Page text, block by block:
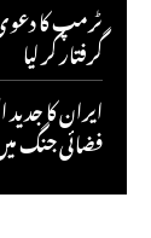
ٹرمپ کا
گرفتار کر لیا
فضائی جنگ